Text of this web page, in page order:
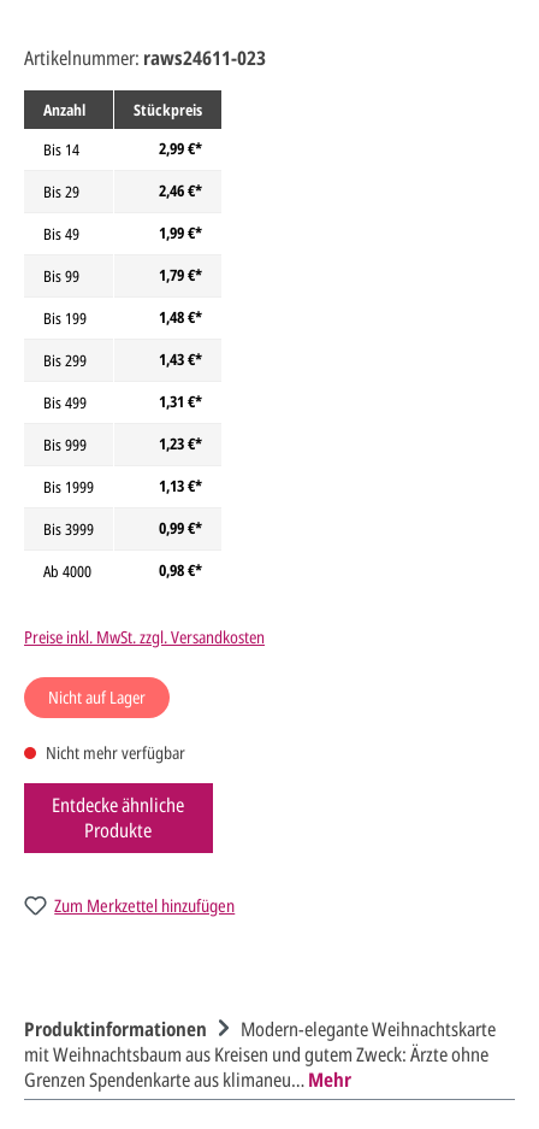
Anzahl
Stückpreis
Bis 14
2,99 €*
Bis29
2,46 €*
Bis49
1,99 €*
Bis99
1,79 €*
Bis 199
1,48 €*
Bis299
1,43 €*
Bis499
1,31 €*
Bis999
1,23 €*
Bis 1999
1,13 €*
Bis3999
0,99 €*
Ab 4000 0,98 €*
Preise inkl. MwSt. zzgl. Versandkosten
Nicht auf Lager
Nicht mehr verfügbar
Entdecke ähnliche
Produkte
Zum Merkzettel hinzufügen
Artikelnummer: raws24611-023
Produktinformationen
Modern-elegante Weihnachtskarte
mit Weihnachtsbaum aus Kreisen und gutem Zweck: Ärzte ohne
Grenzen Spendenkarte aus klimaneu…Mehr